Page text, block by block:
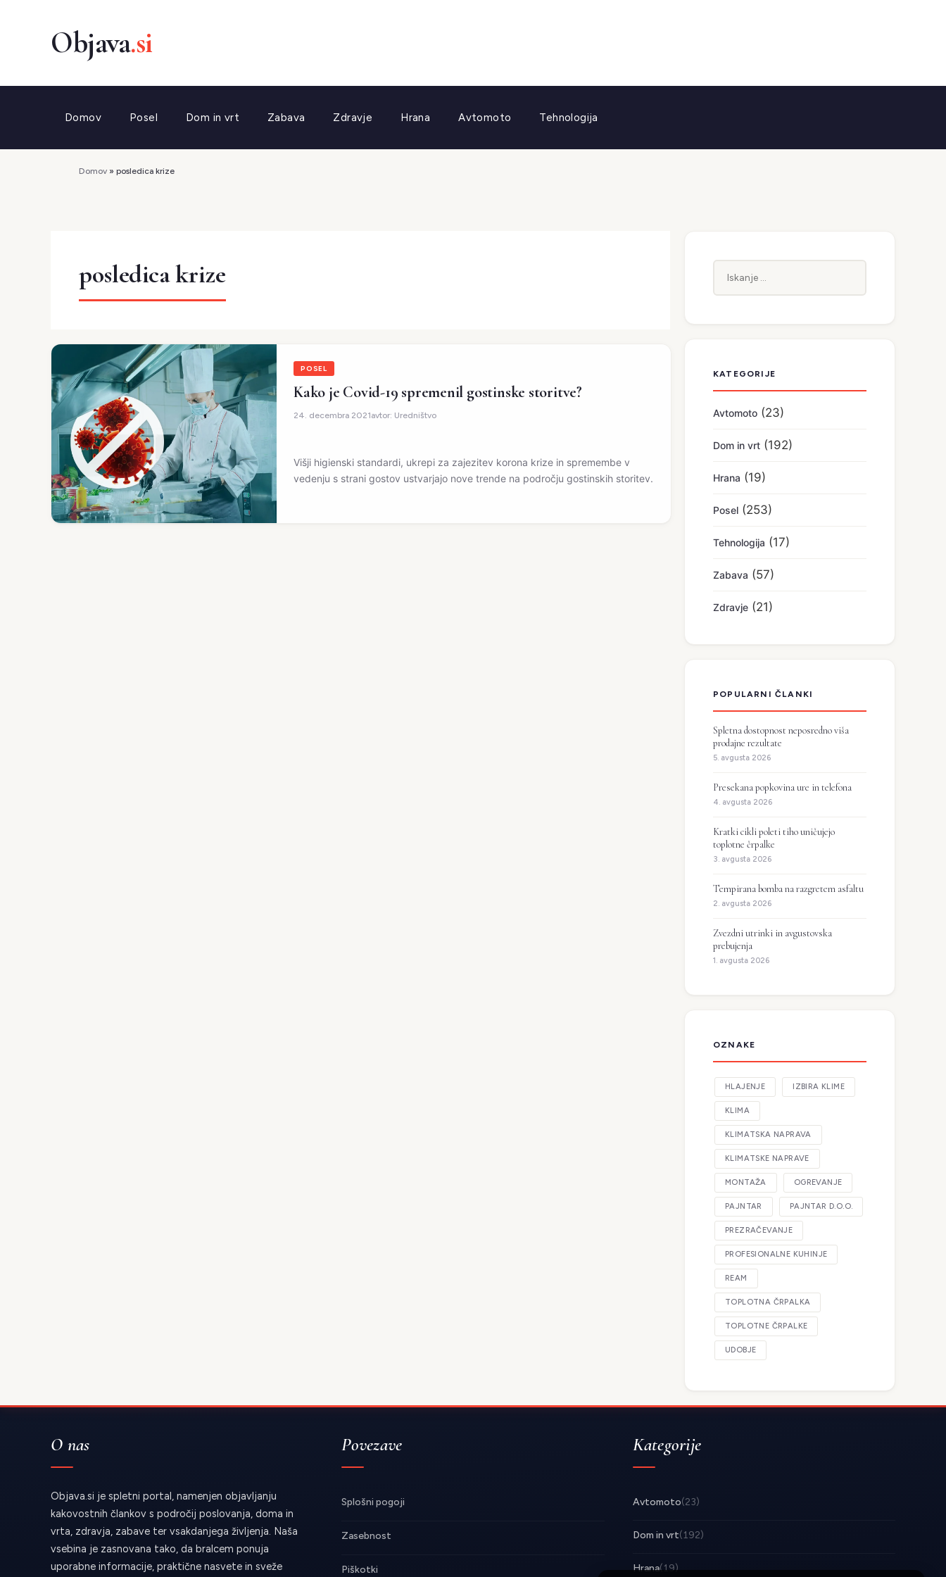
Domov Posel Dom in vrt Zabava Zdravje Hrana Avtomoto Tehnologija
Domov » posledica krize
posledica krize
POSEL
Kako je Covid-19 spremenil gostinske storitve?
24. decembra 2021avtor: Uredništvo
Višji higienski standardi, ukrepi za zajezitev korona krize in spremembe v
vedenju s strani gostov ustvarjajo nove trende na področju gostinskih storitev.
KATEGORIJE
Avtomoto (23)
Dom in vrt (192)
Hrana (19)
Posel (253)
Tehnologija (17)
Zabava (57)
Zdravje (21)
POPULARNI ČLANKI
Spletna dostopnost neposredno viša
prodajne rezultate
5. avgusta 2026
Presekana popkovina ure in telefona
4. avgusta 2026
Kratki cikli poleti tiho uničujejo
toplotne črpalke
3. avgusta 2026
Tempirana bomba na razgretem asfaltu
2. avgusta 2026
Zvezdni utrinki in avgustovska
prebujenja
1. avgusta 2026
OZNAKE
HLAJENJE IZBIRA KLIME
KLIMA
KLIMATSKA NAPRAVA
KLIMATSKE NAPRAVE
MONTAŽA OGREVANJE
PAJNTAR PAJNTAR D.O.O.
PREZRAČEVANJE
PROFESIONALNE KUHINJE
REAM
TOPLOTNA ČRPALKA
TOPLOTNE ČRPALKE
UDOBJE
O nas
Objava.si je spletni portal, namenjen objavljanju
kakovostnih člankov s področij poslovanja, doma in
vrta, zdravja, zabave ter vsakdanjega življenja. Naša
vsebina je zasnovana tako, da bralcem ponuja
uporabne informacije, praktične nasvete in sveže
Povezave
Splošni pogoji
Zasebnost
Piškotki
Kategorije
Avtomoto(23)
Dom in vrt(192)
Hrana(19)